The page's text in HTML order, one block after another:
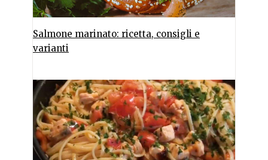
Salmone marinato: ricetta, consigli e
varianti